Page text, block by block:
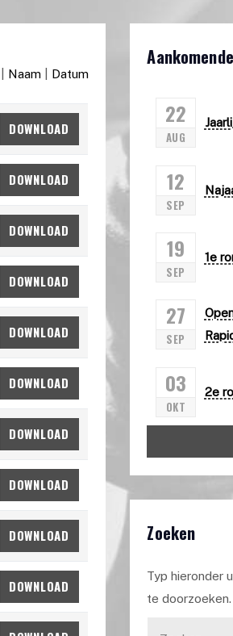
Naam| Datum
DOWNLOAD
DOWNLOAD
DOWNLOAD
DOWNLOAD
DOWNLOAD
DOWNLOAD
DOWNLOAD
DOWNLOAD
DOWNLOAD
DOWNLOAD
22
AUG
12
SEP
19
SEP
1e
27
SEP
03
OKT
2e
Zoeken
Typ hieronder
te doorzoeken.